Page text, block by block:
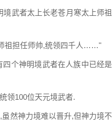
武者太上长老苍月寒太上师祖
祖担任师帅,统领四千人……"
个神明境武者在人族中已经是
领100位天元境武者.
然神力境难以晋升,但神力境不